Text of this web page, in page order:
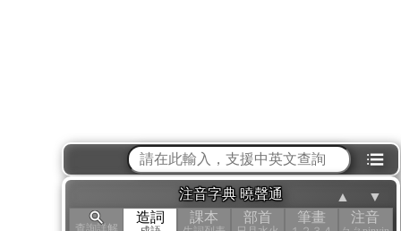
⁝☰
注音字典 曉聲通
造詞 課本 部首 筆畫 注音
▲ ▼